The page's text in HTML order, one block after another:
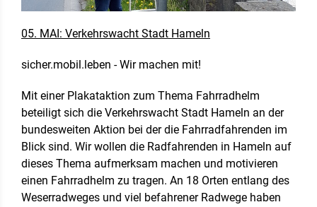
05. MAI: Verkehrswacht Stadt Hameln
sicher.mobil.leben - Wir machen mit!
Mit einer Plakataktion zum Thema Fahrradhelm
beteiligt sich die Verkehrswacht Stadt Hameln an der
bundesweiten Aktion bei der die Fahrradfahrenden im
Blick sind. Wir wollen die Radfahrenden in Hameln auf
dieses Thema aufmerksam machen und motivieren
einen Fahrradhelm zu tragen. An 18 Orten entlang des
Weserradweges und viel befahrener Radwege haben